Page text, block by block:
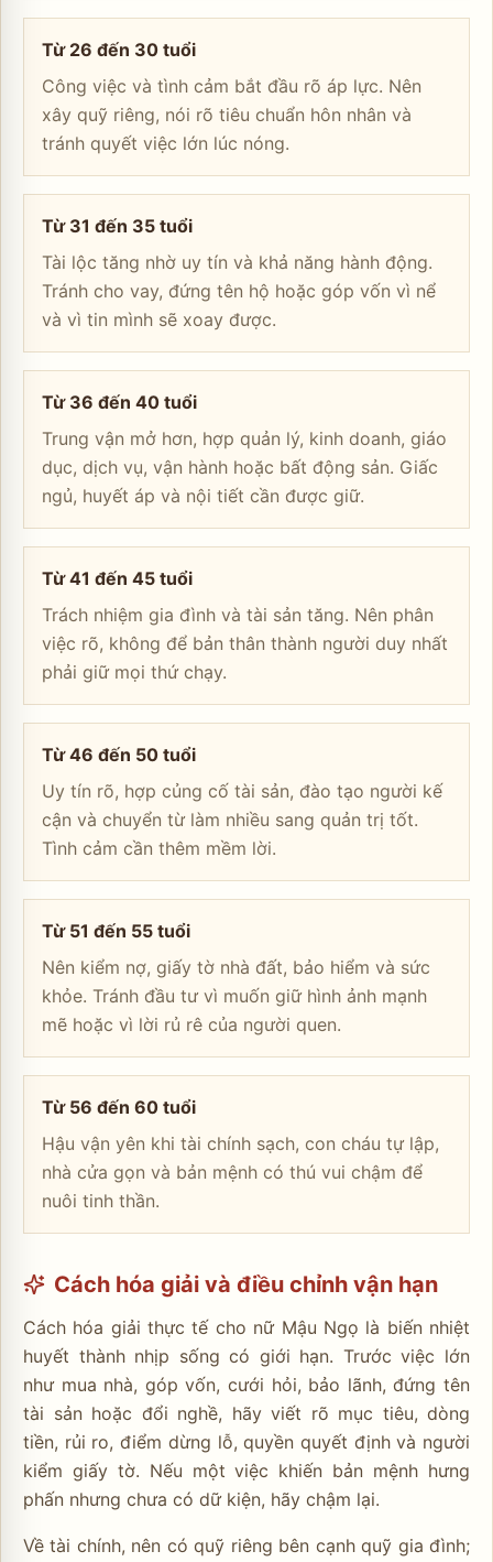
Từ 26 đến 30 tuổi
Công việc và tình cảm bắt đầu rõ áp lực. Nên
xây quỹ riêng, nói rõ tiêu chuẩn hôn nhân và
tránh quyết việc lớn lúc nóng.
Từ 31 đến 35 tuổi
Tài lộc tăng nhờ uy tín và khả năng hành động.
Tránh cho vay, đứng tên hộ hoặc góp vốn vì nể
và vì tin mình sẽ xoay được.
Từ 36 đến 40 tuổi
Trung vận mở hơn, hợp quản lý, kinh doanh, giáo
dục, dịch vụ, vận hành hoặc bất động sản. Giấc
ngủ, huyết áp và nội tiết cần được giữ.
Từ 41 đến 45 tuổi
Trách nhiệm gia đình và tài sản tăng. Nên phân
việc rõ, không để bản thân thành người duy nhất
phải giữ mọi thứ chạy.
Từ 46 đến 50 tuổi
Uy tín rõ, hợp củng cố tài sản, đào tạo người kế
cận và chuyển từ làm nhiều sang quản trị tốt.
Tình cảm cần thêm mềm lời.
Từ 51 đến 55 tuổi
Nên kiểm nợ, giấy tờ nhà đất, bảo hiểm và sức
khỏe. Tránh đầu tư vì muốn giữ hình ảnh mạnh
mẽ hoặc vì lời rủ rê của người quen.
Từ 56 đến 60 tuổi
Hậu vận yên khi tài chính sạch, con cháu tự lập,
nhà cửa gọn và bản mệnh có thú vui chậm để
nuôi tinh thần.
Cách hóa giải và điều chỉnh vận hạn
Cách hóa giải thực tế cho nữ Mậu Ngọ là biến nhiệt
huyết thành nhịp sống có giới hạn. Trước việc lớn
như mua nhà, góp vốn, cưới hỏi, bảo lãnh, đứng tên
tài sản hoặc đổi nghề, hãy viết rõ mục tiêu, dòng
tiền, rủi ro, điểm dừng lỗ, quyền quyết định và người
kiểm giấy tờ. Nếu một việc khiến bản mệnh hưng
phấn nhưng chưa có dữ kiện, hãy chậm lại.
Về tài chính, nên có quỹ riêng bên cạnh quỹ gia đình;